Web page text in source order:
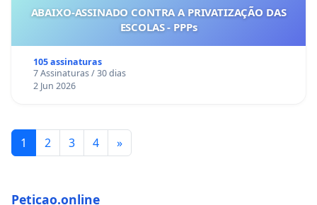
ABAIXO-ASSINADO CONTRA A PRIVATIZAÇÃO DAS
ESCOLAS - PPPs
105 assinaturas
7 Assinaturas / 30 dias
2 Jun 2026
1 2 3 4 »
Peticao.online